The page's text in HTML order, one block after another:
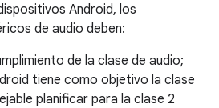
Android, los
de audio deben:
de la clase de audio;
tiene como objetivo la clase
planificar para la clase 2